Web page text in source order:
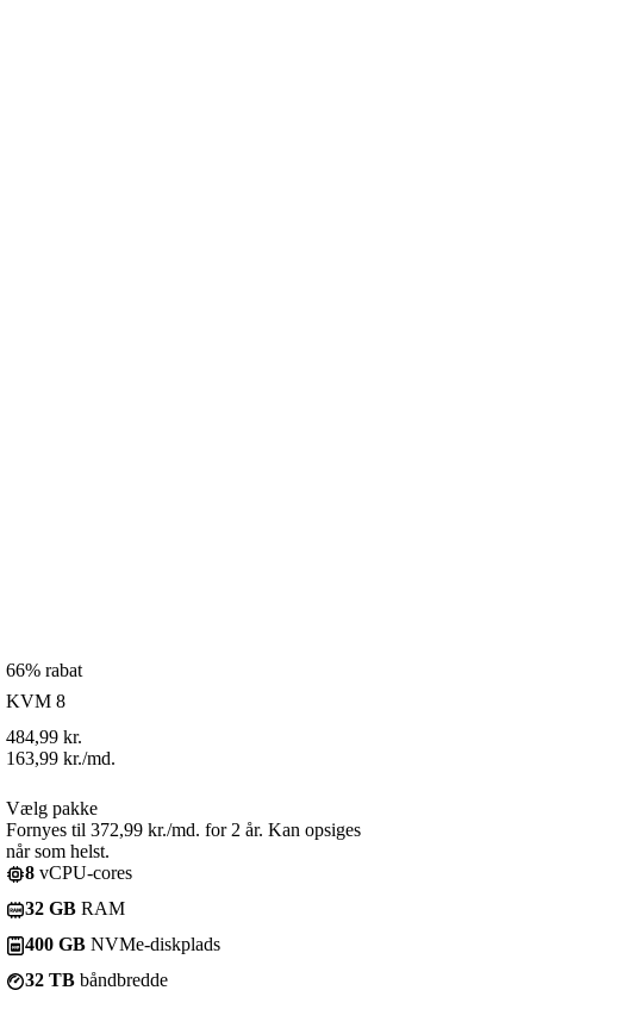
66% rabat
KVM 8
484,99 kr.
163,99 kr./md.
Vælg pakke
Fornyes til 372,99 kr./md. for 2 år. Kan opsiges
når som helst.
8 vCPU-cores
32 GB RAM
400 GB NVMe-diskplads
32 TB båndbredde